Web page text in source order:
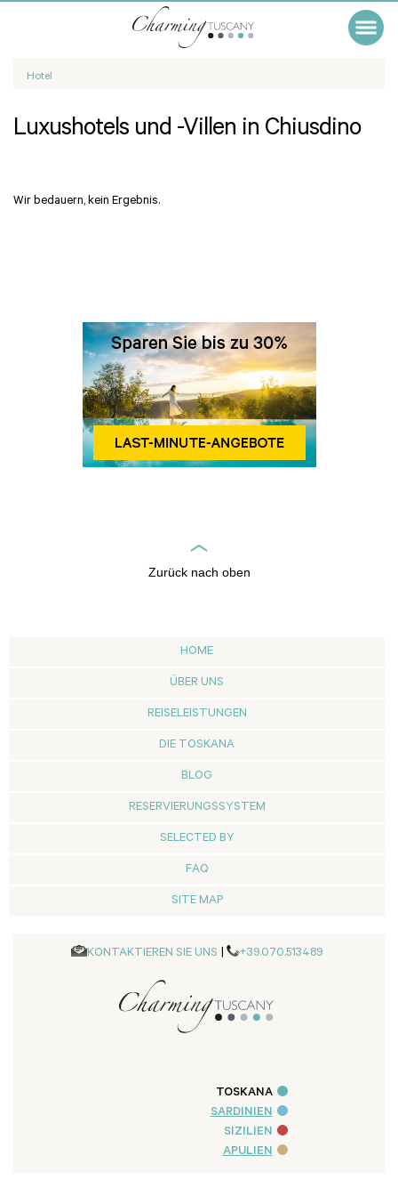
Hotel
Luxushotels und -Villen in Chiusdino
Wir bedauern, kein Ergebnis.
Zurück nach oben
HOME
ÜBER UNS
REISELEISTUNGEN
DIE TOSKANA
BLOG
RESERVIERUNGSSYSTEM
SELECTED BY
FAQ
SITE MAP
KONTAKTIEREN SIE UNS +39.070.513489
TOSKANA
SARDINIEN
SIZILIEN
APULIEN